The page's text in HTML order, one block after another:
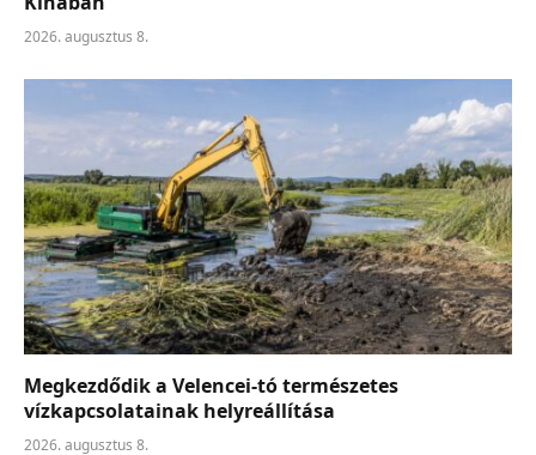
2026. augusztus 8.
Megkezdődik a Velencei-tó természetes
vízkapcsolatainak helyreállítása
2026. augusztus 8.